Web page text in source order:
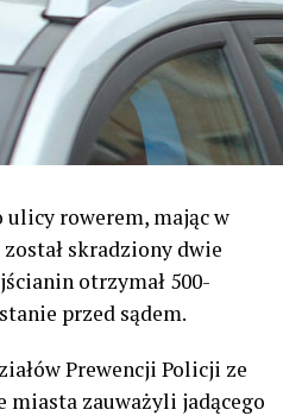
rowerem, mając w
skradziony dwie
otrzymał 500-
przed sądem.
Prewencji Policji ze
miasta zauważyli jadącego